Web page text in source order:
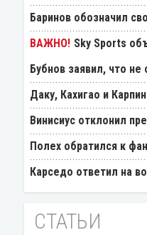
Баринов обозначил
Sky Sports
Бубнов заявил, что
Даку, Кахигао и
Винисиус отклонил
Полех обратился к
Карседо ответил на
СТАТЬИ